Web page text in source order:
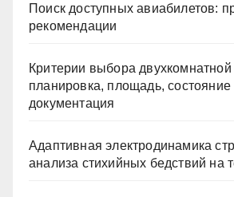
Поиск доступных авиабилетов:
рекомендации
Критерии выбора
планировка, площадь, состояние
документация
Адаптивная электродинамика
анализа стихийных бедствий на